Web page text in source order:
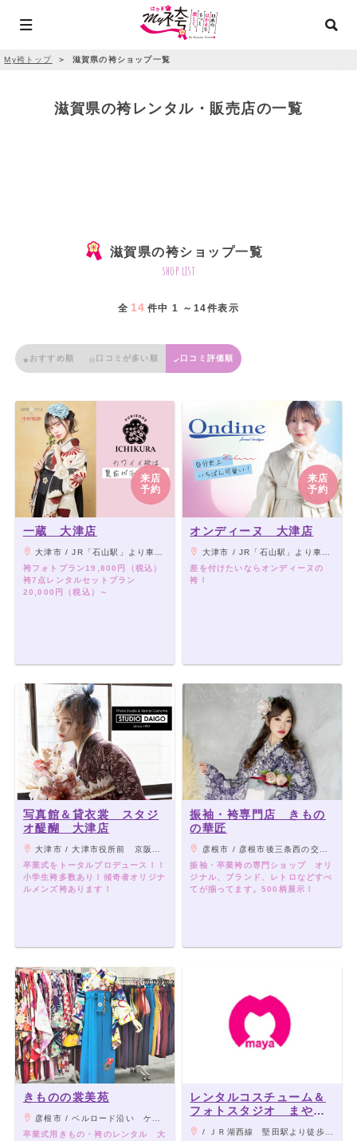
My袴トップ ＞ 滋賀県の袴ショップ一覧
滋賀県の袴レンタル・販売店の一覧
滋賀県の袴ショップ一覧
shop list
全 14 件中 1 ～14件表示
おすすめ順 口コミが多い順 口コミ評価順
来店
予約
一蔵 大津店
大津市 / JR「石山駅」より車で15分、江若バス「石山幼稚園前」下車徒歩30秒（ファミリーマートの向かい）
袴フォトプラン19,800円（税込）
袴7点レンタルセットプラン
20,000円（税込）～
来店
予約
オンディーヌ 大津店
大津市 / JR「石山駅」より車で15分、江若バス「石山幼稚園前」下車徒歩30秒（ファミリーマートの向かい）
差を付けたいならオンディーヌの
袴！
写真館＆貸衣裳 スタジ
オ醍醐 大津店
大津市 / 大津市役所前 京阪市役所前駅からすぐ！/JR大津京駅から徒歩8分
卒業式をトータルプロデュース！！
小学生袴多数あり！傾奇者オリジナ
ルメンズ袴あります！
振袖・袴専門店 きもの
の華匠
彦根市 / 彦根市後三条西の交差点を西へ８００㍍・彦根駅・彦根南駅からお車で10分程度
振袖・卒業袴の専門ショップ オリ
ジナル、ブランド、レトロなどすべ
てが揃ってます。500柄展示！
きものの裳美苑
彦根市 / ベルロード沿い ケンタッキー斜め前
卒業式用きもの・袴のレンタル 大
レンタルコスチューム＆
フォトスタジオ まや
堅田店
/ ＪＲ湖西線 堅田駅より徒歩約11分